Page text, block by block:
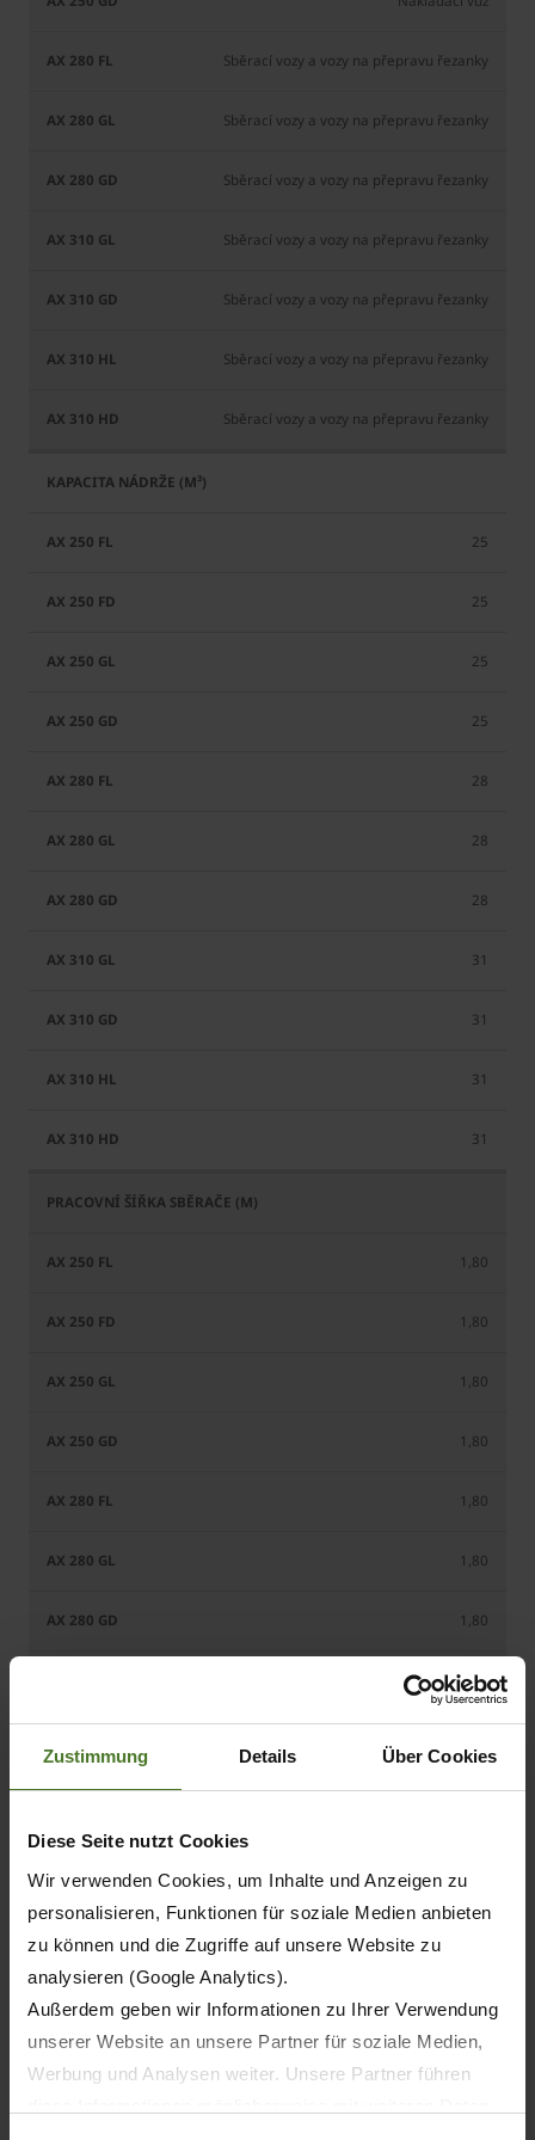
Zustimmung Details Über Cookies
Diese Seite nutzt Cookies
Wir verwenden Cookies, um Inhalte und Anzeigen zu
personalisieren, Funktionen für soziale Medien anbieten
zu können und die Zugriffe auf unsere Website zu
analysieren (Google Analytics).
Außerdem geben wir Informationen zu Ihrer Verwendung
unserer Website an unsere Partner für soziale Medien,
Werbung und Analysen weiter. Unsere Partner führen
Sběrací vozy a vozy na přepravu řezanky
Sběrací vozy a vozy na přepravu řezanky
Sběrací vozy a vozy na přepravu řezanky
Sběrací vozy a vozy na přepravu řezanky
Sběrací vozy a vozy na přepravu řezanky
Sběrací vozy a vozy na přepravu řezanky
Sběrací vozy a vozy na přepravu řezanky
25
25
25
25
28
28
28
31
31
31
31
1,80
1,80
1,80
1,80
1,80
1,80
1,80
1,80
45